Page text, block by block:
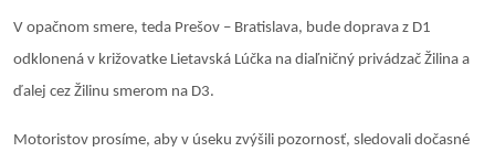
V opačnom smere, teda Prešov – Bratislava, bude doprava z D1
odklonená v križovatke Lietavská Lúčka na diaľničný privádzač Žilina a
ďalej cez Žilinu smerom na D3.
Motoristov prosíme, aby v úseku zvýšili pozornosť, sledovali dočasné